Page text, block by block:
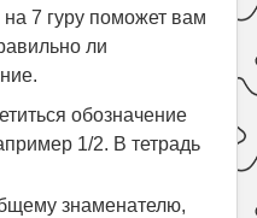
7 гуру поможет вам
ли
обозначение
1/2. В тетрадь
знаменателю,